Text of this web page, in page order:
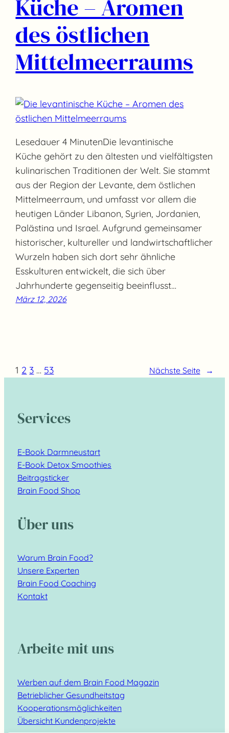
Küche – Aromen
des östlichen
Mittelmeerraums
Lesedauer 4 MinutenDie levantinische
Küche gehört zu den ältesten und vielfältigsten
kulinarischen Traditionen der Welt. Sie stammt
aus der Region der Levante, dem östlichen
Mittelmeerraum, und umfasst vor allem die
heutigen Länder Libanon, Syrien, Jordanien,
Palästina und Israel. Aufgrund gemeinsamer
historischer, kultureller und landwirtschaftlicher
Wurzeln haben sich dort sehr ähnliche
Esskulturen entwickelt, die sich über
Jahrhunderte gegenseitig beeinflusst…
März 12, 2026
1 2 3 … 53 Nächste Seite →
Services
E-Book Darmneustart
E-Book Detox Smoothies
Beitragsticker
Brain Food Shop
Über uns
Warum Brain Food?
Unsere Experten
Brain Food Coaching
Kontakt
Arbeite mit uns
Werben auf dem Brain Food Magazin
Betrieblicher Gesundheitstag
Kooperationsmöglichkeiten
Übersicht Kundenprojekte